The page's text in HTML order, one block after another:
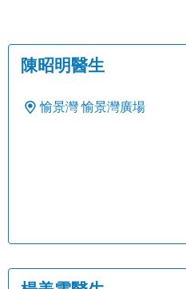
陳昭明醫生
愉景灣 愉景灣廣場